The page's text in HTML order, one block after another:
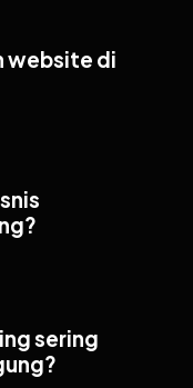
website di
sering